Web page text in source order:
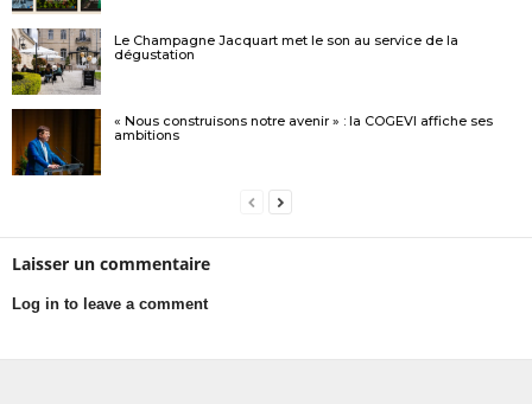
Le Champagne Jacquart met le son au service de la
dégustation
« Nous construisons notre avenir » : la COGEVI affiche ses
ambitions
Laisser un commentaire
Log in to leave a comment